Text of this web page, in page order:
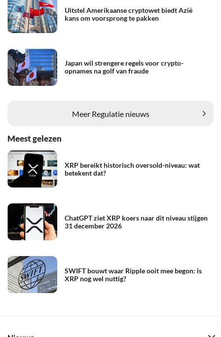
Uitstel Amerikaanse cryptowet biedt Azië
kans om voorsprong te pakken
Japan wil strengere regels voor crypto-
opnames na golf van fraude
Meer Regulatie nieuws
Meest gelezen
XRP bereikt historisch oversold-niveau: wat
betekent dat?
ChatGPT ziet XRP koers naar dit niveau stijgen
31 december 2026
SWIFT bouwt waar Ripple ooit mee begon: is
XRP nog wel nuttig?